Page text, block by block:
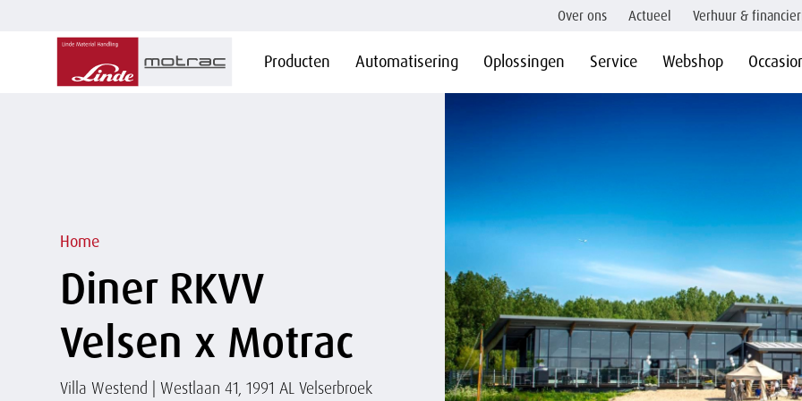
Overslaan
en naar
Producten Automatisering Oplossingen Service Webshop
Over ons Actueel Verhuur &
Kruimelpad
Home
Diner RKVV
Velsen x Motrac
Header
Villa Westend | Westlaan 41, 1991 AL Velserbroek